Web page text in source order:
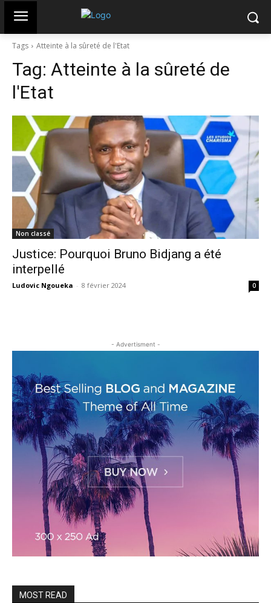
Tags Atteinte à la sûreté de l'Etat
Tag: Atteinte à la sûreté de
l'Etat
Non classé
Justice: Pourquoi Bruno Bidjang a été
interpellé
Ludovic Ngoueka - 8 février 2024 0
- Advertisment -
MOST READ